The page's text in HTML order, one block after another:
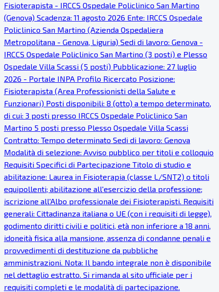
Fisioterapista - IRCCS Ospedale Policlinico San Martino
(Genova) Scadenza: 11 agosto 2026 Ente: IRCCS Ospedale
Policlinico San Martino (Azienda Ospedaliera
Metropolitana - Genova, Liguria) Sedi di lavoro: Genova -
IRCCS Ospedale Policlinico San Martino (3 posti) e Plesso
Ospedale Villa Scassi (5 posti) Pubblicazione: 27 luglio
2026 - Portale INPA Profilo Ricercato Posizione:
Fisioterapista (Area Professionisti della Salute e
Funzionari) Posti disponibili: 8 (otto) a tempo determinato,
di cui: 3 posti presso IRCCS Ospedale Policlinico San
Martino 5 posti presso Plesso Ospedale Villa Scassi
Contratto: Tempo determinato Sedi di lavoro: Genova
Modalità di selezione: Avviso pubblico per titoli e colloquio
Requisiti Specifici di Partecipazione Titolo di studio e
abilitazione: Laurea in Fisioterapia (classe L/SNT2) o titoli
equipollenti; abilitazione all'esercizio della professione;
iscrizione all'Albo professionale dei Fisioterapisti. Requisiti
generali: Cittadinanza italiana o UE (con i requisiti di legge),
godimento diritti civili e politici, età non inferiore a 18 anni,
idoneità fisica alla mansione, assenza di condanne penali e
provvedimenti di destituzione da pubbliche
amministrazioni. Nota: Il bando integrale non è disponibile
nel dettaglio estratto. Si rimanda al sito ufficiale per i
requisiti completi e le modalità di partecipazione.